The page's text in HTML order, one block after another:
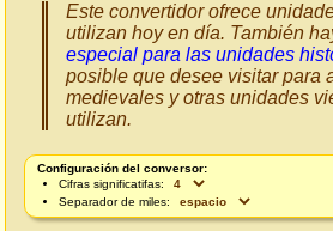
Este convertidor ofrece
utilizan hoy en día. También
especial para las unidades
posible que desee visitar para
medievales y otras unidades
utilizan.
Configuración del conversor:
Cifras significatifas:
Separador de miles: